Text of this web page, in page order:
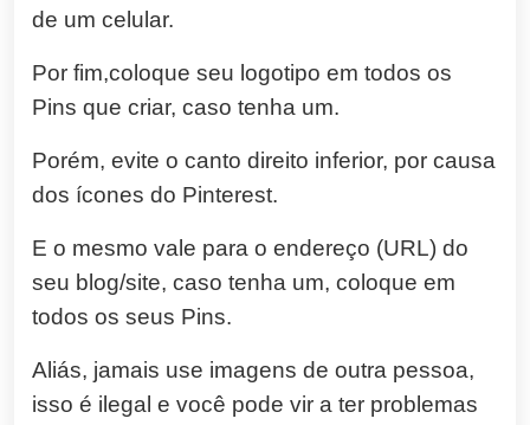
de um celular.
Por fim,coloque seu logotipo em todos os
Pins que criar, caso tenha um.
Porém, evite o canto direito inferior, por causa
dos ícones do Pinterest.
E o mesmo vale para o endereço (URL) do
seu blog/site, caso tenha um, coloque em
todos os seus Pins.
Aliás, jamais use imagens de outra pessoa,
isso é ilegal e você pode vir a ter problemas